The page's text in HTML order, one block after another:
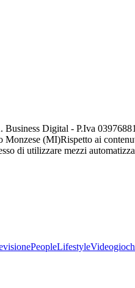
Business Digital - P.Iva
Monzese (MI)Rispetto ai
di utilizzare mezzi
PeopleLifestyle